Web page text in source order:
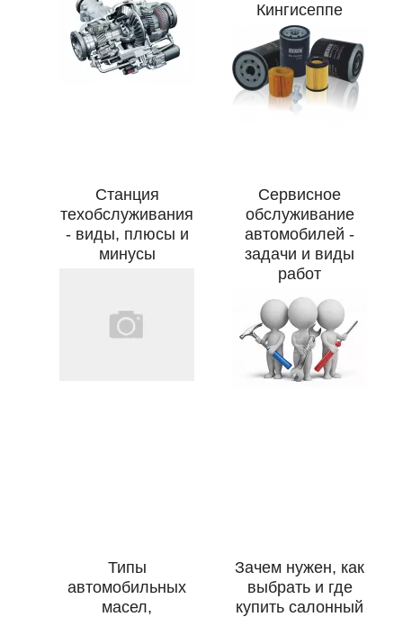
Кингисеппе
Станция
техобслуживания
- виды, плюсы и
минусы
Сервисное
обслуживание
автомобилей -
задачи и виды
работ
Типы
автомобильных
масел,
Зачем нужен, как
выбрать и где
купить салонный